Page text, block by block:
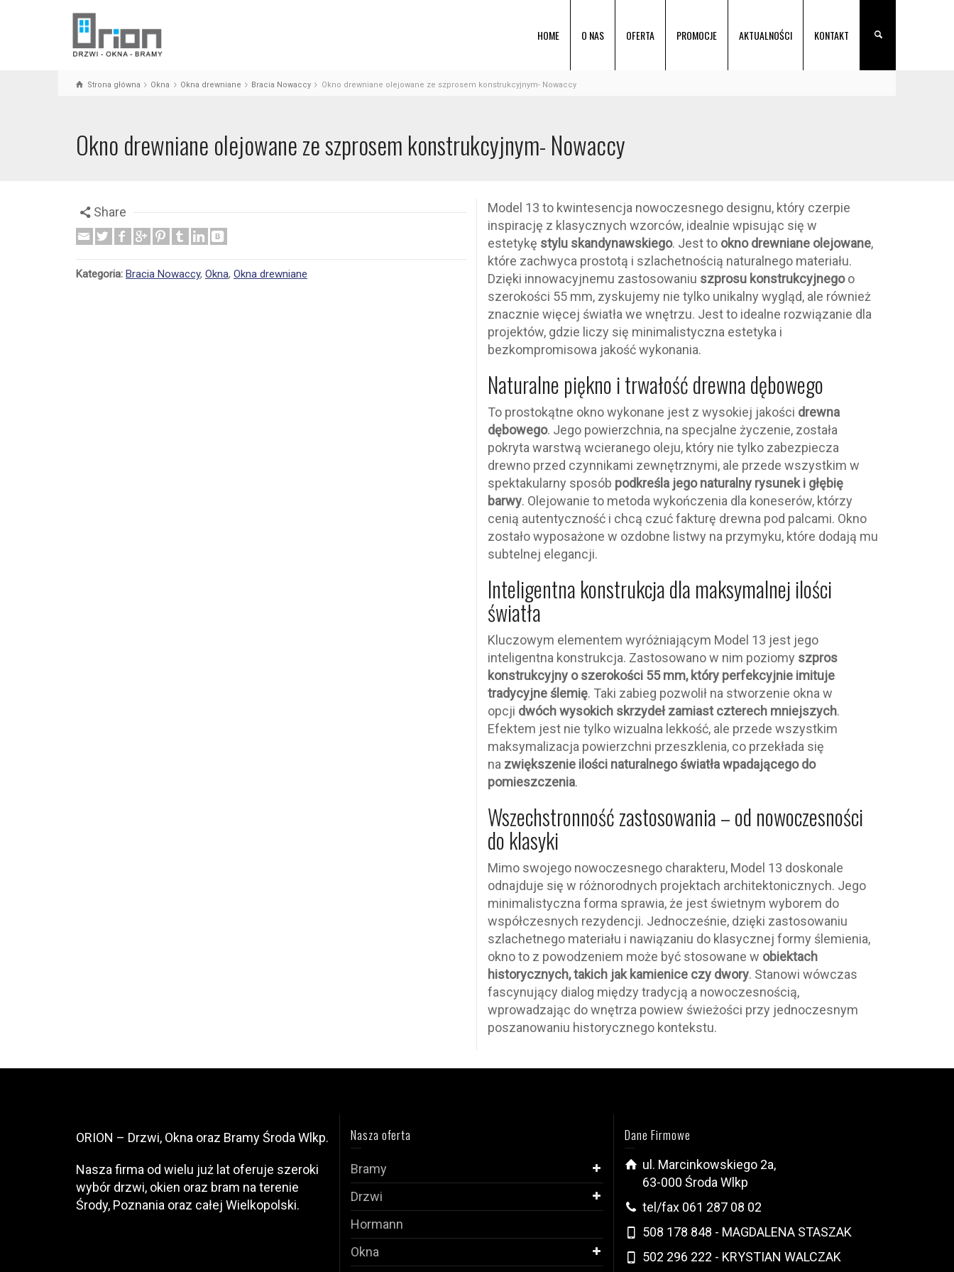
HOME O NAS OFERTA PROMOCJE AKTUALNOŚCI KONTAKT
Strona główna Okna Okna drewniane Bracia Nowaccy Okno drewniane olejowane ze szprosem konstrukcyjnym- Nowaccy
Okno drewniane olejowane ze szprosem konstrukcyjnym- Nowaccy
Share
Kategoria: Bracia Nowaccy, Okna, Okna drewniane
Model 13 to kwintesencja nowoczesnego designu, który czerpie
inspirację z klasycznych wzorców, idealnie wpisując się w
estetykę stylu skandynawskiego. Jest to okno drewniane olejowane,
które zachwyca prostotą i szlachetnością naturalnego materiału.
Dzięki innowacyjnemu zastosowaniu szprosu konstrukcyjnegoo
szerokości 55 mm, zyskujemy nie tylko unikalny wygląd, ale również
znacznie więcej światła we wnętrzu. Jest to idealne rozwiązanie dla
projektów, gdzie liczy się minimalistyczna estetyka i
bezkompromisowa jakość wykonania.
Naturalne piękno i trwałość drewna dębowego
To prostokątne okno wykonane jest z wysokiej jakości drewna
dębowego. Jego powierzchnia, na specjalne życzenie, została
pokryta warstwą wcieranego oleju, który nie tylko zabezpiecza
drewno przed czynnikami zewnętrznymi, ale przede wszystkim w
spektakularny sposób podkreśla jego naturalny rysunek i głębię
barwy. Olejowanie to metoda wykończenia dla koneserów, którzy
cenią autentyczność i chcą czuć fakturę drewna pod palcami. Okno
zostało wyposażone w ozdobne listwy na przymyku, które dodają mu
subtelnej elegancji.
Inteligentna konstrukcja dla maksymalnej ilości
światła
Kluczowym elementem wyróżniającym Model 13 jest jego
inteligentna konstrukcja. Zastosowano w nim poziomy szpros
konstrukcyjny o szerokości 55 mm, który perfekcyjnie imituje
tradycyjne ślemię. Taki zabieg pozwolił na stworzenie okna w
opcji dwóch wysokich skrzydeł zamiast czterech mniejszych.
Efektem jest nie tylko wizualna lekkość, ale przede wszystkim
maksymalizacja powierzchni przeszklenia, co przekłada się
na zwiększenie ilości naturalnego światła wpadającego do
pomieszczenia.
Wszechstronność zastosowania – od nowoczesności
do klasyki
Mimo swojego nowoczesnego charakteru, Model 13 doskonale
odnajduje się w różnorodnych projektach architektonicznych. Jego
minimalistyczna forma sprawia, że jest świetnym wyborem do
współczesnych rezydencji. Jednocześnie, dzięki zastosowaniu
szlachetnego materiału i nawiązaniu do klasycznej formy ślemienia,
okno to z powodzeniem może być stosowane w obiektach
historycznych, takich jak kamienice czy dwory. Stanowi wówczas
fascynujący dialog między tradycją a nowoczesnością,
wprowadzając do wnętrza powiew świeżości przy jednoczesnym
poszanowaniu historycznego kontekstu.
ORION – Drzwi, Okna oraz Bramy Środa Wlkp.
Nasza firma od wielu już lat oferuje szeroki
wybór drzwi, okien oraz bram na terenie
Środy, Poznania oraz całej Wielkopolski.
Nasza oferta
Bramy
Drzwi
Hormann
Okna
Dane Firmowe
ul. Marcinkowskiego 2a,
63-000 Środa Wlkp
tel/fax 061 287 08 02
508 178 848 - MAGDALENA STASZAK
502 296 222 - KRYSTIAN WALCZAK